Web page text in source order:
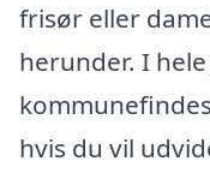
frisør eller
herunder. I
hvis du vil